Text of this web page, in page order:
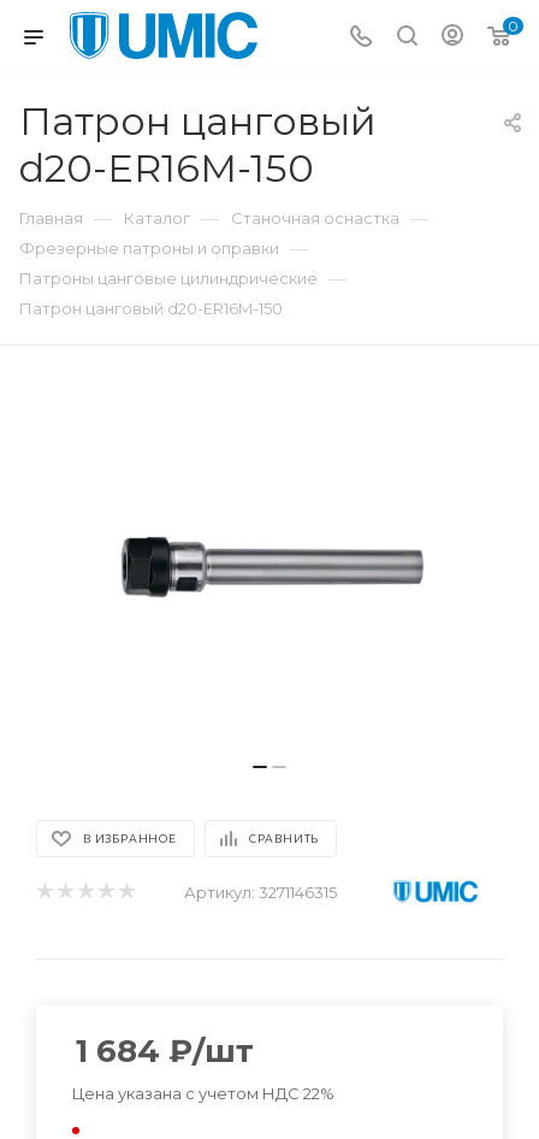
0
Патрон цанговый
d20-ER16M-150
Главная — Каталог — Станочная оснастка —
Фрезерные патроны и оправки —
Патроны цанговые цилиндрические —
Патрон цанговый d20-ER16M-150
В ИЗБРАННОЕ СРАВНИТЬ
Артикул: 3271146315
1 684 ₽/шт
Цена указана с учетом НДС 22%